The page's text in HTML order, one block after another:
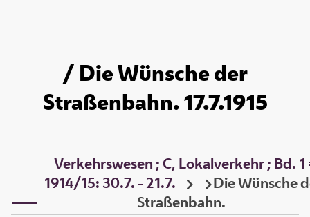
/ Die Wünsche der
Straßenbahn. 17.7.1915
Verkehrswesen ; C, Lokalverkehr ; Bd. 1
1914/15: 30.7. - 21.7.
Die Wünsche
Straßenbahn.